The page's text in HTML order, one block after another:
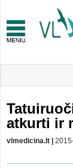
atkurti ir
vlmedicina.lt |